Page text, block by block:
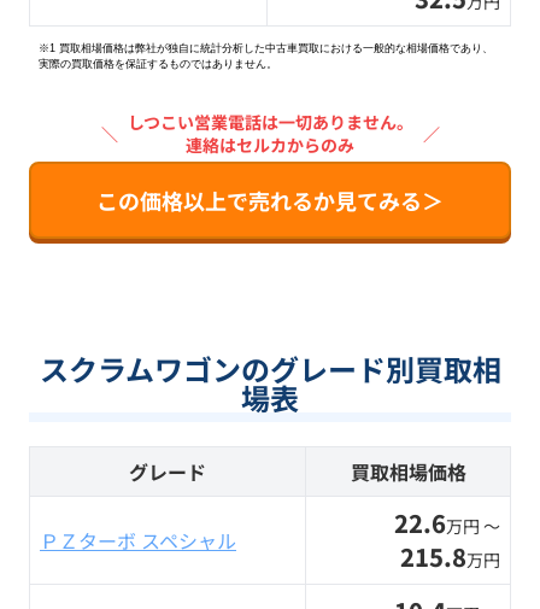
※1 買取相場価格は弊社が独自に統計分析した中古車買取における一般的な相場価格であり、
実際の買取価格を保証するものではありません。
＼ しつこい営業電話は一切ありません。
連絡はセルカからのみ
／
この価格以上で売れるか見てみる＞
スクラムワゴンのグレード別買取相
場表
グレード 買取相場価格
ＰＺターボ スペシャル 22.6万円 〜
215.8万円